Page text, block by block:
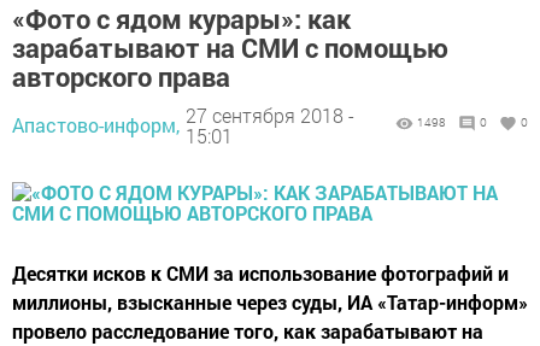
«Фото с ядом курары»: как
зарабатывают на СМИ с помощью
авторского права
Апастово-информ, 27 сентября 2018 -
15:01
1498 0 0
Десятки исков к СМИ за использование фотографий и
миллионы, взысканные через суды, ИА «Татар-информ»
провело расследование того, как зарабатывают на